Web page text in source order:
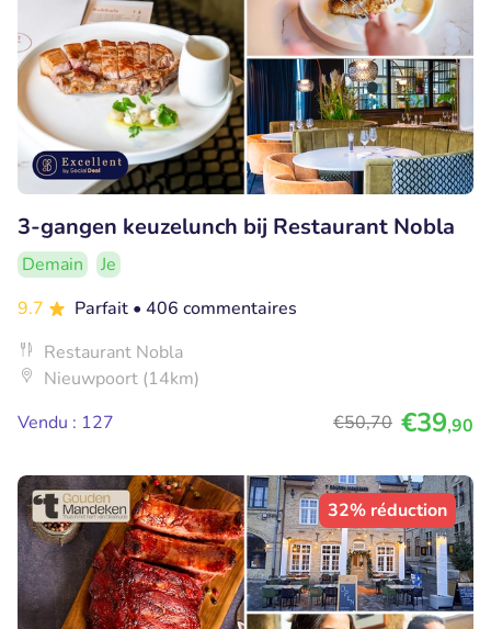
3-gangen keuzelunch bij Restaurant Nobla
Demain
Je
9.7
Parfait • 406 commentaires
Restaurant Nobla
Nieuwpoort (14km)
Vendu : 127
€50,70 €39,90
32% réduction